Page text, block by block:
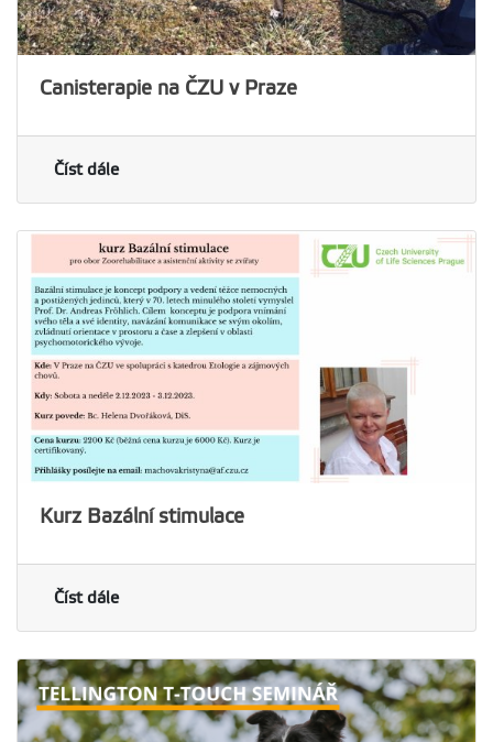
Canisterapie na ČZU v Praze
Číst dále
Kurz Bazální stimulace
Číst dále